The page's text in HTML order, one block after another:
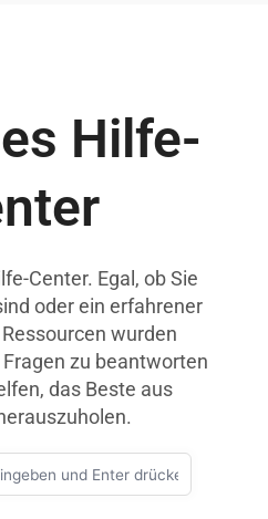
Hilfe-
Center. Egal, ob Sie
oder ein erfahrener
wurden
zu beantworten
das Beste aus